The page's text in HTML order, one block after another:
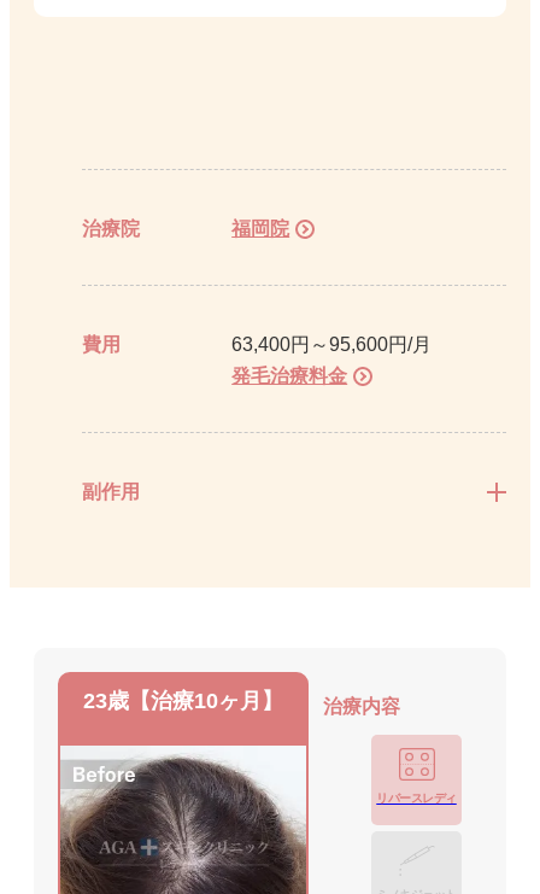
治療院 福岡院
費用
63,400円～95,600円/月
発毛治療料金
副作用
23歳【治療10ヶ月】 治療内容
リバースレディ